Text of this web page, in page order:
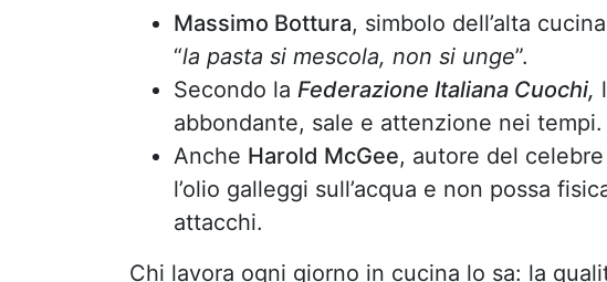
Massimo Bottura, simbolo dell’alta
“la pasta si mescola, non si unge”.
Secondo la Federazione Italiana Cuochi,
abbondante, sale e attenzione nei tempi.
Anche Harold McGee, autore del celebre
l’olio galleggi sull’acqua e non possa
attacchi.
Chi lavora ogni giorno in cucina lo sa: la